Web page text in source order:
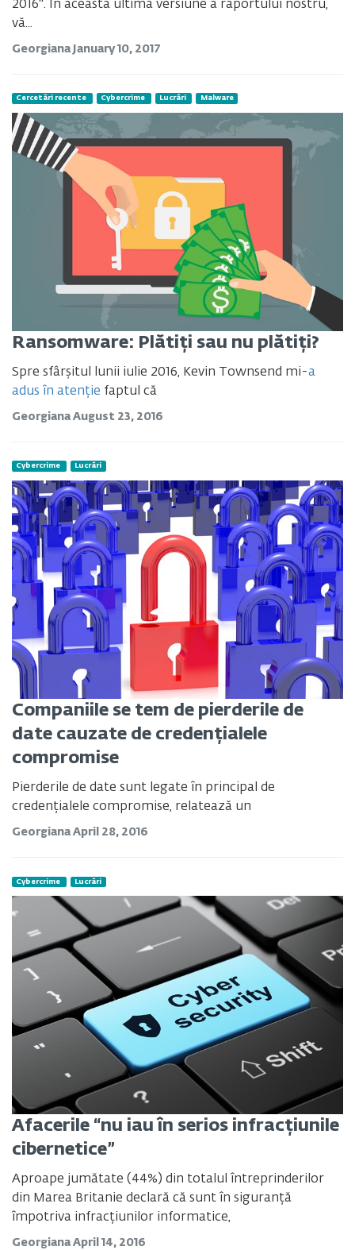
2016". În această ultimă versiune a raportului nostru,
vă...
Georgiana January 10, 2017
Cercetări recente Cybercrime Lucrări Malware
Ransomware: Plătiți sau nu plătiți?
Spre sfârșitul lunii iulie 2016, Kevin Townsend mi-a
adus în atenție faptul că
Georgiana August 23, 2016
Cybercrime Lucrări
Companiile se tem de pierderile de
date cauzate de credențialele
compromise
Pierderile de date sunt legate în principal de
credențialele compromise, relatează un
Georgiana April 28, 2016
Cybercrime Lucrări
Afacerile “nu iau în serios infracțiunile
cibernetice”
Aproape jumătate (44%) din totalul întreprinderilor
din Marea Britanie declară că sunt în siguranță
împotriva infracțiunilor informatice,
Georgiana April 14, 2016